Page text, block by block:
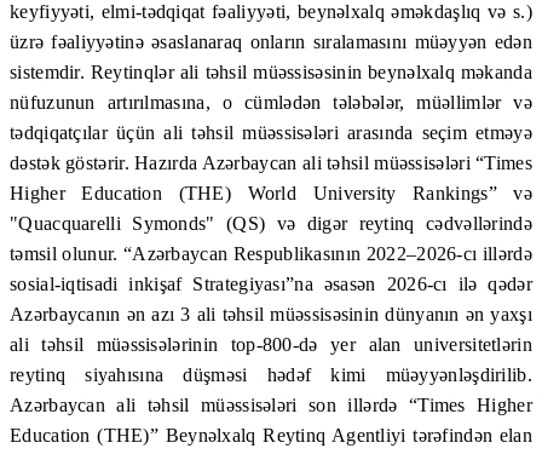
keyfiyyəti, elmi-tədqiqat fəaliyyəti, beynəlxalq əməkdaşlıq və s.)
üzrə fəaliyyətinə əsaslanaraq onların sıralamasını müəyyən edən
sistemdir. Reytinqlər ali təhsil müəssisəsinin beynəlxalq məkanda
nüfuzunun artırılmasına, o cümlədən tələbələr, müəllimlər və
tədqiqatçılar üçün ali təhsil müəssisələri arasında seçim etməyə
dəstək göstərir. Hazırda Azərbaycan ali təhsil müəssisələri “Times
Higher Education (THE) World University Rankings” və
"Quacquarelli Symonds" (QS) və digər reytinq cədvəllərində
təmsil olunur. “Azərbaycan Respublikasının 2022–2026-cı illərdə
sosial-iqtisadi inkişaf Strategiyası”na əsasən 2026-cı ilə qədər
Azərbaycanın ən azı 3 ali təhsil müəssisəsinin dünyanın ən yaxşı
ali təhsil müəssisələrinin top-800-də yer alan universitetlərin
reytinq siyahısına düşməsi hədəf kimi müəyyənləşdirilib.
Azərbaycan ali təhsil müəssisələri son illərdə “Times Higher
Education (THE)” Beynəlxalq Reytinq Agentliyi tərəfindən elan